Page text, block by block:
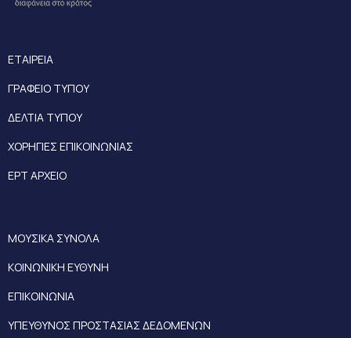
ΕΤΑΙΡΕΙΑ
ΓΡΑΦΕΙΟ ΤΥΠΟΥ
ΔΕΛΤΙΑ ΤΥΠΟΥ
ΧΟΡΗΓΙΕΣ ΕΠΙΚΟΙΝΩΝΙΑΣ
ΕΡΤ ΑΡΧΕΙΟ
ΜΟΥΣΙΚΑ ΣΥΝΟΛΑ
ΚΟΙΝΩΝΙΚΗ ΕΥΘΥΝΗ
ΕΠΙΚΟΙΝΩΝΙΑ
ΥΠΕΥΘΥΝΟΣ ΠΡΟΣΤΑΣΙΑΣ ΔΕΔΟΜΕΝΩΝ